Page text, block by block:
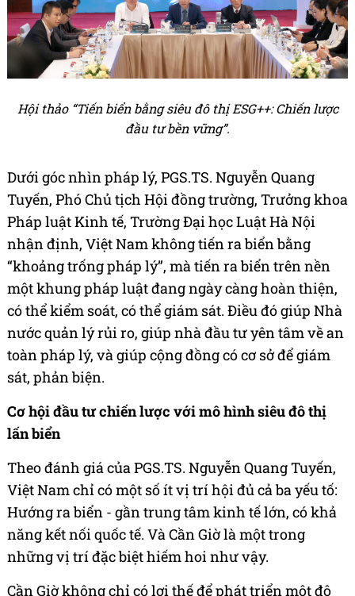
Hội thảo “Tiến biển bằng siêu đô thị ESG++: Chiến lược
đầu tư bền vững”.
Dưới góc nhìn pháp lý, PGS.TS. Nguyễn Quang
Tuyến, Phó Chủ tịch Hội đồng trường, Trưởng khoa
Pháp luật Kinh tế, Trường Đại học Luật Hà Nội
nhận định, Việt Nam không tiến ra biển bằng
“khoảng trống pháp lý”, mà tiến ra biển trên nền
một khung pháp luật đang ngày càng hoàn thiện,
có thể kiểm soát, có thể giám sát. Điều đó giúp Nhà
nước quản lý rủi ro, giúp nhà đầu tư yên tâm về an
toàn pháp lý, và giúp cộng đồng có cơ sở để giám
sát, phản biện.
Cơ hội đầu tư chiến lược với mô hình siêu đô thị
lấn biển
Theo đánh giá của PGS.TS. Nguyễn Quang Tuyến,
Việt Nam chỉ có một số ít vị trí hội đủ cả ba yếu tố:
Hướng ra biển - gần trung tâm kinh tế lớn, có khả
năng kết nối quốc tế. Và Cần Giờ là một trong
những vị trí đặc biệt hiếm hoi như vậy.
Cần Giờ không chỉ có lợi thế để phát triển một đô